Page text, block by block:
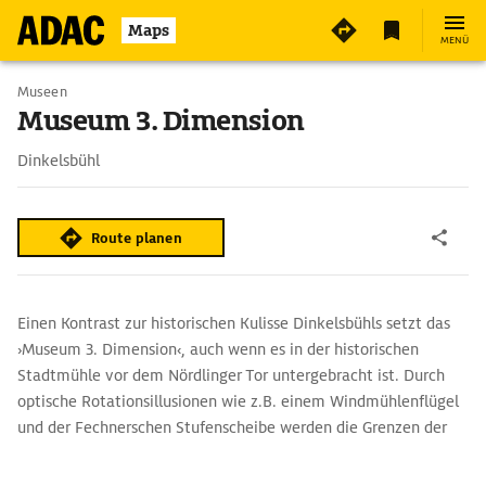
Maps MENÜ
Museen
Museum 3. Dimension
Dinkelsbühl
Route planen
Einen Kontrast zur historischen Kulisse Dinkelsbühls setzt das
›Museum 3. Dimension‹, auch wenn es in der historischen
Stadtmühle vor dem Nördlinger Tor untergebracht ist. Durch
optische Rotationsillusionen wie z.B. einem Windmühlenflügel
und der Fechnerschen Stufenscheibe werden die Grenzen der